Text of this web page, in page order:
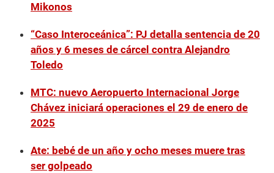
Mikonos
“Caso Interoceánica”: PJ detalla sentencia de 20
años y 6 meses de cárcel contra Alejandro
Toledo
MTC: nuevo Aeropuerto Internacional Jorge
Chávez iniciará operaciones el 29 de enero de
2025
Ate: bebé de un año y ocho meses muere tras
ser golpeado